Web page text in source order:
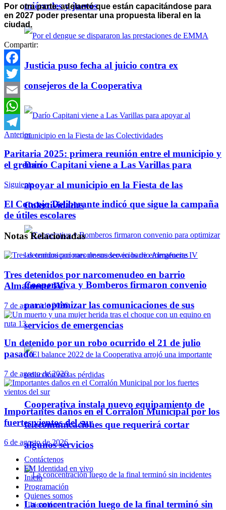
miércoles y jueves
Justicia puso fecha al juicio contra ex
consejeros de la Cooperativa
Darío Capitani viene a Las Varillas para
apoyar al municipio en la Fiesta de las
Colectividades
Cooperativa y Bomberos firmaron convenio
para optimizar las comunicaciones de sus
servicios de emergencias
Cooperativa instala nuevo equipamiento de
telecomunicaciones que requerirá cortar
algunos servicios
La concentración luego de la final terminó sin
Por otra parte, adelantó que están capacitándose para
en 2027 poder presentar una propuesta liberal en la
ciudad.
Compartir:
Facebook
Twitter
Email
WhatsApp
Telegram
Anterior
Paritaria 2025: primera reunión entre el municipio y
el gremio
Siguiente
El Concejo Deliberante indicó que sigue la campaña
de útiles escolares
NotasRelacionadas
Tres detenidos por narcomenudeo en barrio
Almafuerte IV
7 de agosto de 2026
Un detenido por un robo ocurrido el 21 de julio
pasado
7 de agosto de 2026
Importantes daños en el Corralón Municipal por los
fuertes vientos del sur
6 de agosto de 2026
Contáctenos
FM Identidad en vivo
Inicio
Programación
Quienes somos
Ubicación